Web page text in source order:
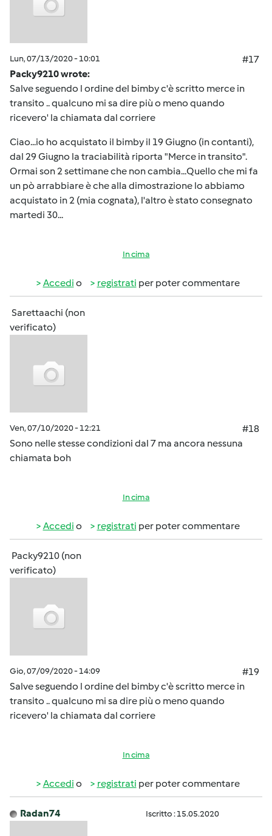
Lun, 07/13/2020 - 10:01
#17
Packy9210 wrote:
Salve seguendo l ordine del bimby c'è scritto merce in
transito .. qualcuno mi sa dire più o meno quando
ricevero' la chiamata dal corriere
Ciao...io ho acquistato il bimby il 19 Giugno (in contanti),
dal 29 Giugno la traciabilità riporta "Merce in transito".
Ormai son 2 settimane che non cambia...Quello che mi fa
un pò arrabbiare è che alla dimostrazione lo abbiamo
acquistato in 2 (mia cognata), l'altro è stato consegnato
martedi 30...
In cima
Accedi o registrati per poter commentare
Sarettaachi (non
verificato)
Ven, 07/10/2020 - 12:21
#18
Sono nelle stesse condizioni dal 7 ma ancora nessuna
chiamata boh
In cima
Accedi o registrati per poter commentare
Packy9210 (non
verificato)
Gio, 07/09/2020 - 14:09
#19
Salve seguendo l ordine del bimby c'è scritto merce in
transito .. qualcuno mi sa dire più o meno quando
ricevero' la chiamata dal corriere
In cima
Accedi o registrati per poter commentare
Radan74 Iscritto : 15.05.2020